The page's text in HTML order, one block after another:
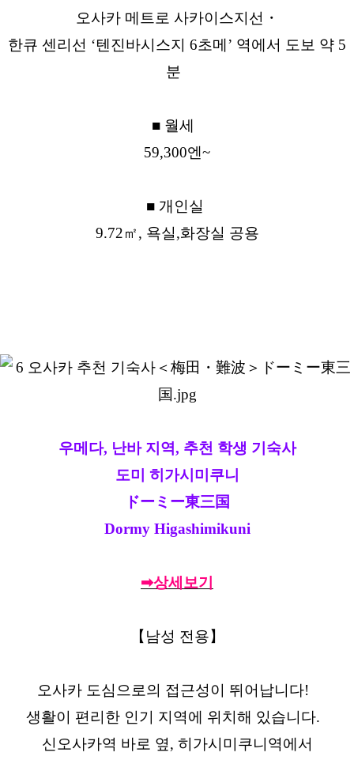
오사카 메트로 사카이스지선・
한큐 센리선 ‘텐진바시스지 6초메’ 역에서 도보 약 5
분
■ 월세
59,300엔~
■ 개인실
9.72㎡, 욕실,화장실 공용
우메다, 난바 지역, 추천 학생 기숙사
도미 히가시미쿠니
ドーミー東三国
Dormy Higashimikuni
➡상세보기
【남성 전용】
오사카 도심으로의 접근성이 뛰어납니다!
생활이 편리한 인기 지역에 위치해 있습니다.
신오사카역 바로 옆, 히가시미쿠니역에서